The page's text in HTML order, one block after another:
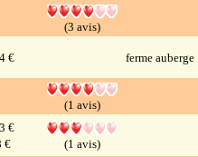
(3 avis)
€ ferme auberge
(1 avis)
€
€
(1 avis)